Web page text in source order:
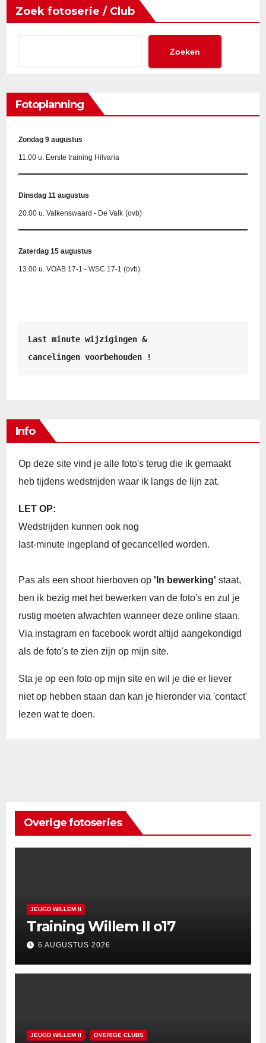
Zoek fotoserie / Club
Zoeken
Fotoplanning
Zondag 9 augustus
11.00 u. Eerste training Hilvaria
Dinsdag 11 augustus
20.00 u. Valkenswaard - De Valk (ovb)
Zaterdag 15 augustus
13.00 u. VOAB 17-1 - WSC 17-1 (ovb)
Last minute wijzigingen &
cancelingen voorbehouden !
Info
Op deze site vind je alle foto's terug die ik gemaakt
heb tijdens wedstrijden waar ik langs de lijn zat.
LET OP:
Wedstrijden kunnen ook nog
last-minute ingepland of gecancelled worden.
Pas als een shoot hierboven op 'In bewerking' staat,
ben ik bezig met het bewerken van de foto's en zul je
rustig moeten afwachten wanneer deze online staan.
Via instagram en facebook wordt altijd aangekondigd
als de foto's te zien zijn op mijn site.
Sta je op een foto op mijn site en wil je die er liever
niet op hebben staan dan kan je hieronder via 'contact'
lezen wat te doen.
Overige fotoseries
JEUGD WILLEM II
Training Willem II o17
6 AUGUSTUS 2026
JEUGD WILLEM II OVERIGE CLUBS